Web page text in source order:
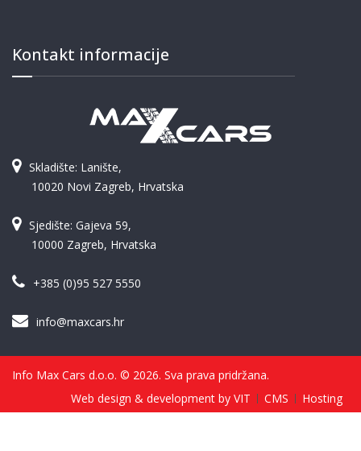
Kontakt informacije
Skladište: Lanište,
10020 Novi Zagreb, Hrvatska
Sjedište: Gajeva 59,
10000 Zagreb, Hrvatska
+385 (0)95 527 5550
info@maxcars.hr
Info Max Cars d.o.o. © 2026. Sva prava pridržana.
Web design & development by VIT
CMS Hosting